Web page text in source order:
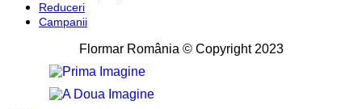
Reduceri
Campanii
Flormar România © Copyright 2023